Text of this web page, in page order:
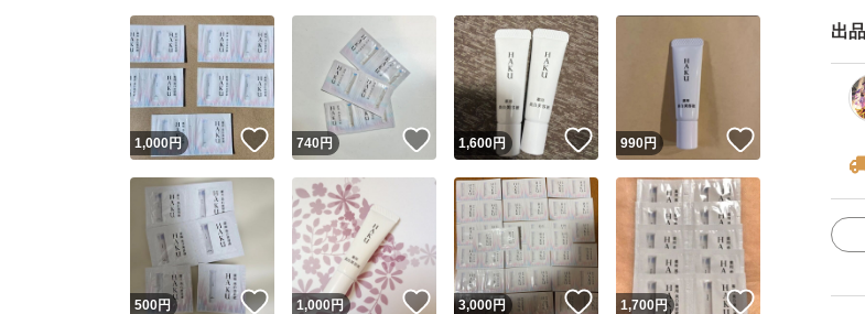
出
ユーザーの実績について
1,000円 いいね！
740円 いいね！
1,600円 いいね！
990円
500円 いいね！
1,000円 いいね！
3,000円 いいね！
1,700円